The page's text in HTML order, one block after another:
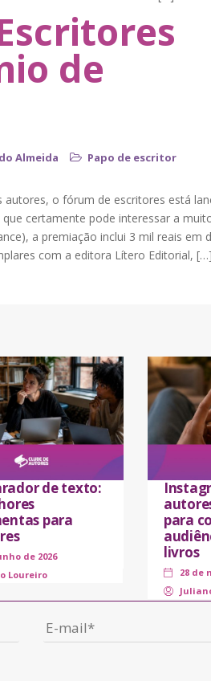
de
Almeida Papo de escritor
autores, o fórum de escritores está
certamente pode interessar a
a premiação inclui 3 mil reais em
com a editora Lítero Editorial,
de texto:
para
de 2026
Loureiro
para
livros
28 de